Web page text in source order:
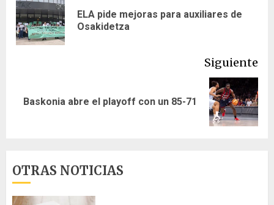
de
entradas
ELA pide mejoras para auxiliares de
Osakidetza
Siguiente
Siguiente
Baskonia abre el playoff con un 85-71
OTRAS NOTICIAS